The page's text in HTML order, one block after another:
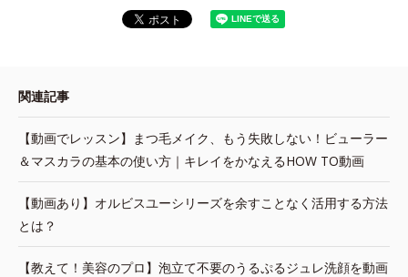
関連記事
【動画でレッスン】まつ毛メイク、もう失敗しない！ビューラー
＆マスカラの基本の使い方｜キレイをかなえるHOW TO動画
【動画あり】オルビスユーシリーズを余すことなく活用する方法
とは？
【教えて！美容のプロ】泡立て不要のうるぷるジュレ洗顔を動画